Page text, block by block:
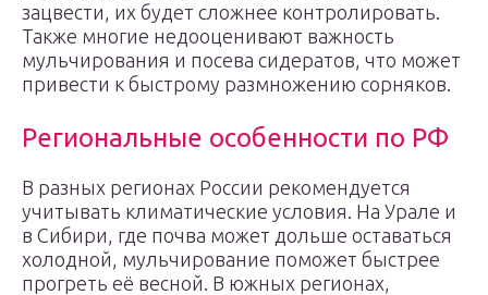
зацвести, их будет сложнее контролировать.
Также многие недооценивают важность
мульчирования и посева сидератов, что может
привести к быстрому размножению сорняков.
Региональные особенности по РФ
В разных регионах России рекомендуется
учитывать климатические условия. На Урале и
в Сибири, где почва может дольше оставаться
холодной, мульчирование поможет быстрее
прогреть её весной. В южных регионах,